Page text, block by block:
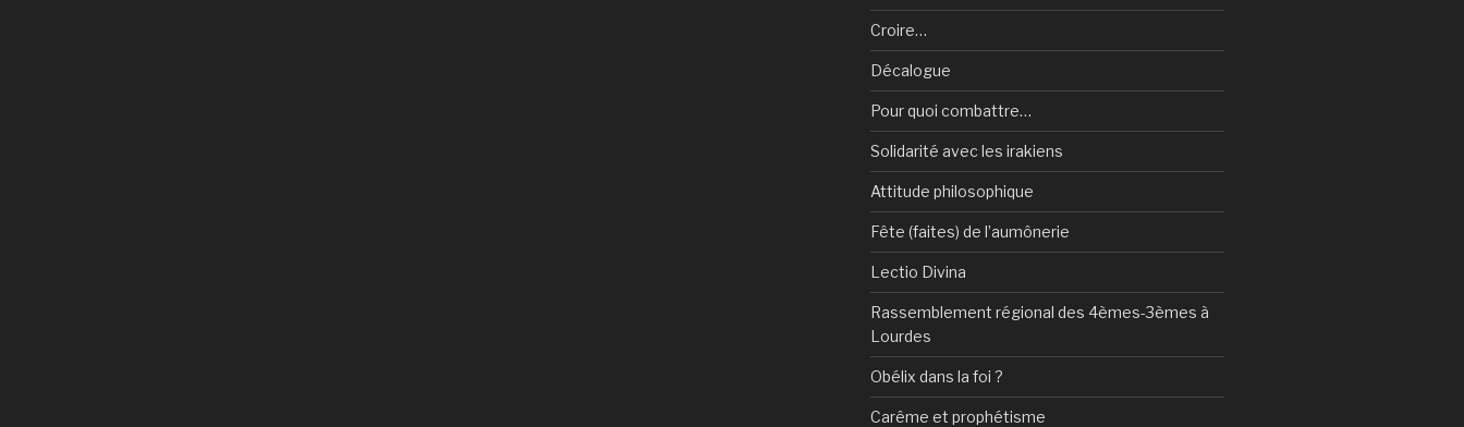
Croire…
Décalogue
Pour quoi combattre…
Solidarité avec les irakiens
Attitude philosophique
Fête (faites) de l’aumônerie
Lectio Divina
Rassemblement régional des 4èmes-3èmes à
Lourdes
Obélix dans la foi ?
Carême et prophétisme